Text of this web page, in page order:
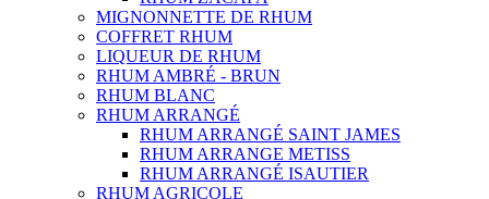
MIGNONNETTE DE RHUM
COFFRET RHUM
LIQUEUR DE RHUM
RHUM AMBRÉ - BRUN
RHUM BLANC
RHUM ARRANGÉ
RHUM ARRANGÉ SAINT JAMES
RHUM ARRANGE METISS
RHUM ARRANGÉ ISAUTIER
RHUM AGRICOLE